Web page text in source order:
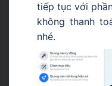
tiếp tục với
không thanh
nhé.